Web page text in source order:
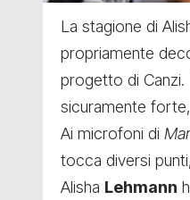
La stagione di
propriamente
progetto di Canzi.
sicuramente
Ai microfoni di
tocca diversi
Alisha Lehmann